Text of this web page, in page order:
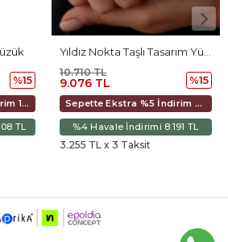
Yıldız Nokta Taşlı Tasarım Yüzük
9.076 TL
10.710 TL
Sepette Ekstra %5 İndirim 8.532 TL
%4 Havale İndirimi 8.191 TL
3.255 TL x 3 Taksit